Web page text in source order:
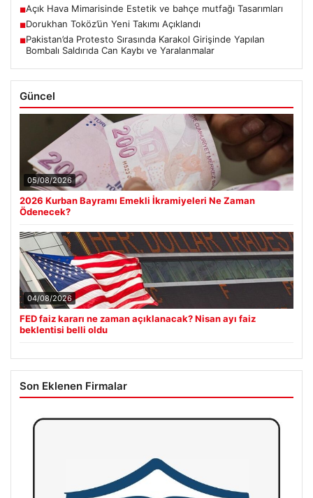
■Açık Hava Mimarisinde Estetik ve bahçe mutfağı Tasarımları
■Dorukhan Toköz’ün Yeni Takımı Açıklandı
■Pakistan’da Protesto Sırasında Karakol Girişinde Yapılan
Bombalı Saldırıda Can Kaybı ve Yaralanmalar
Güncel
05/08/2026
2026 Kurban Bayramı Emekli İkramiyeleri Ne Zaman
Ödenecek?
04/08/2026
FED faiz kararı ne zaman açıklanacak? Nisan ayı faiz
beklentisi belli oldu
Son Eklenen Firmalar